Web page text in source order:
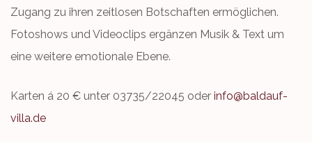
Zugang zu ihren zeitlosen Botschaften ermöglichen.
Fotoshows und Videoclips ergänzen Musik & Text um
eine weitere emotionale Ebene.
Karten á 20 € unter 03735/22045 oder info@baldauf-
villa.de